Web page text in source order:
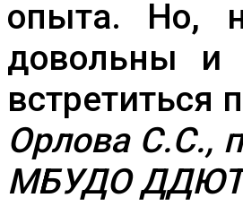
опыта. Но,
довольны и
встретиться
Орлова С.С.,
МБУДО ДДЮТ,